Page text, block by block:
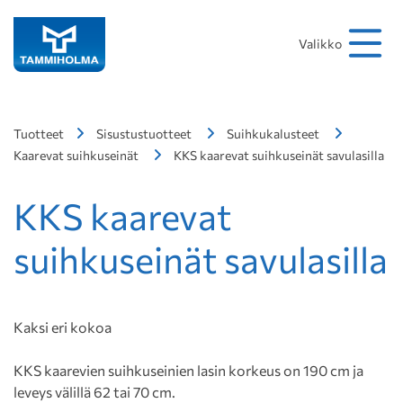
Valikko
Tuotteet Sisustustuotteet
Suihkukalusteet
Kaarevat suihkuseinät
KKS kaarevat suihkuseinät savulasilla
KKS kaarevat
suihkuseinät savulasilla
Kaksi eri kokoa
KKS kaarevien suihkuseinien lasin korkeus on 190 cm ja
leveys välillä 62 tai 70 cm.